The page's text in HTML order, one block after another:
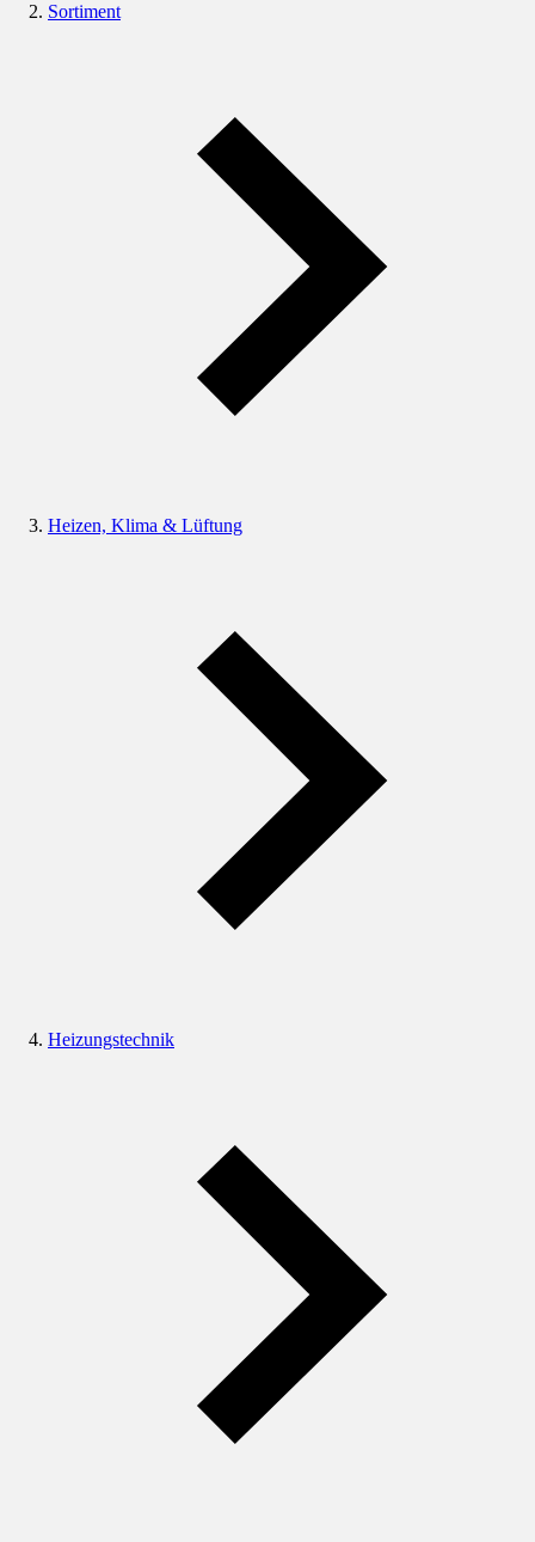
Sortiment
Heizen, Klima & Lüftung
Heizungstechnik